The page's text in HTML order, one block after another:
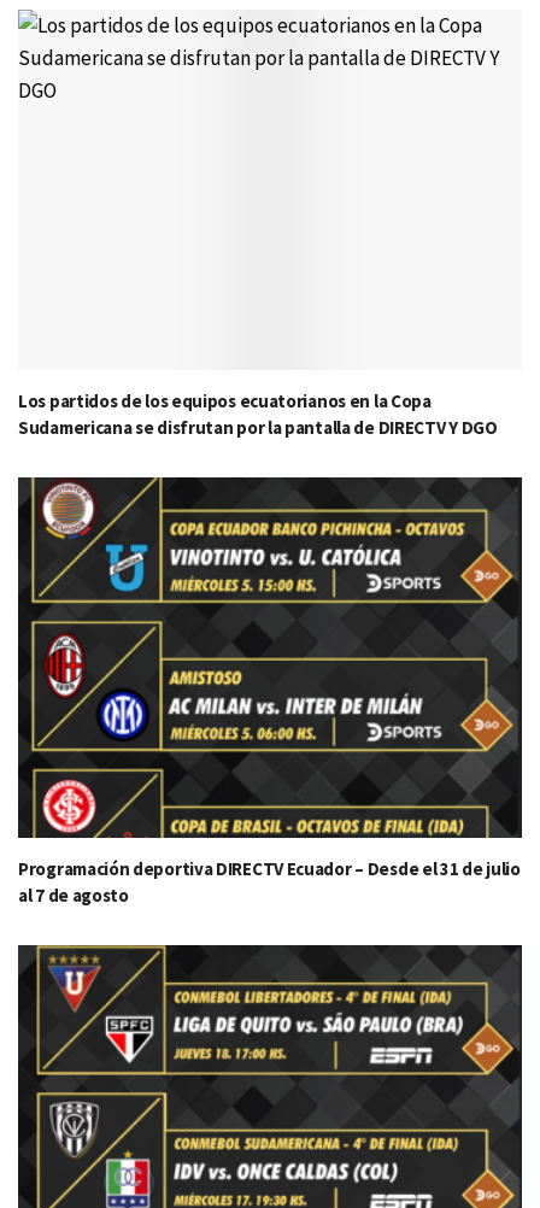
Los partidos de los equipos ecuatorianos en la Copa
Sudamericana se disfrutan por la pantalla de DIRECTV Y DGO
Programación deportiva DIRECTV Ecuador – Desde el 31 de julio
al 7 de agosto